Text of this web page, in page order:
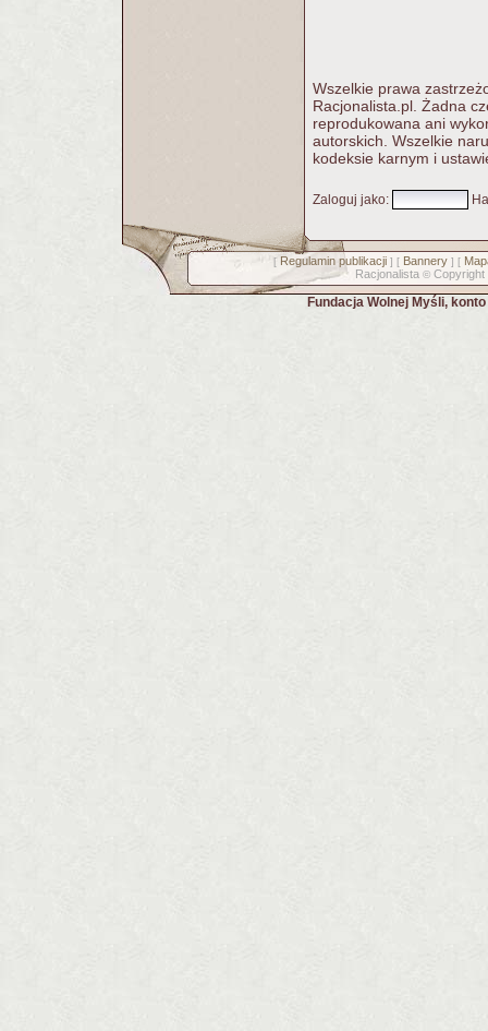
Wszelkie prawa
Racjonalista.pl. Żadna
reprodukowana ani
autorskich. Wszelkie
kodeksie karnym i
Zaloguj jako:
[ Regulamin publikacji] [ Bannery] [
Racjonalista © Copyright
Fundacja Wolnej Myśli,